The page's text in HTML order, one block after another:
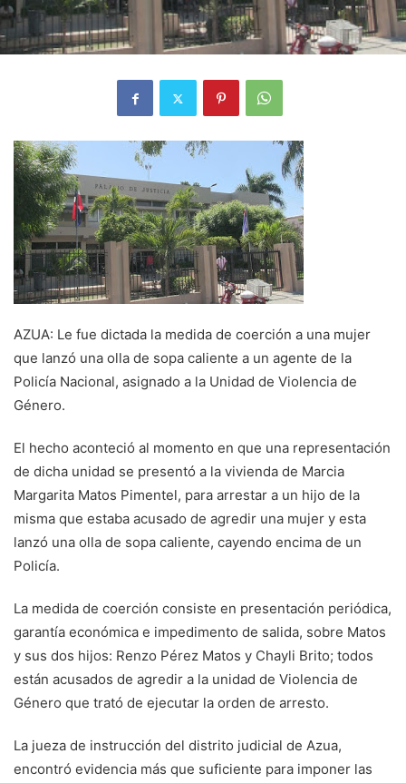
AZUA: Le fue dictada la medida de coerción a una mujer
que lanzó una olla de sopa caliente a un agente de la
Policía Nacional, asignado a la Unidad de Violencia de
Género.
El hecho aconteció al momento en que una representación
de dicha unidad se presentó a la vivienda de Marcia
Margarita Matos Pimentel, para arrestar a un hijo de la
misma que estaba acusado de agredir una mujer y esta
lanzó una olla de sopa caliente, cayendo encima de un
Policía.
La medida de coerción consiste en presentación periódica,
garantía económica e impedimento de salida, sobre Matos
y sus dos hijos: Renzo Pérez Matos y Chayli Brito; todos
están acusados de agredir a la unidad de Violencia de
Género que trató de ejecutar la orden de arresto.
La jueza de instrucción del distrito judicial de Azua,
encontró evidencia más que suficiente para imponer las